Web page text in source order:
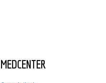
MEDCENTER